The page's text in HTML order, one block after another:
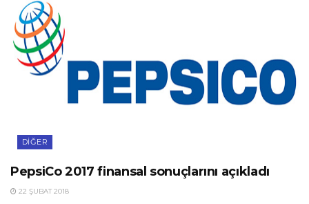
DIĞER
PepsiCo 2017 finansal sonuçlarını açıkladı
22 ŞUBAT 2018